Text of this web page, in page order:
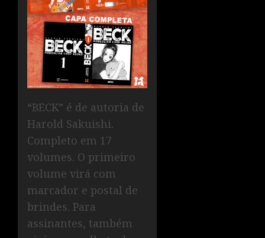
“BECK” é de autoria de
Harold Sakuishi.
Completo em 17
volumes. O primeiro
volume virá com
marcador e postal de
brindes. Para
assinantes, também